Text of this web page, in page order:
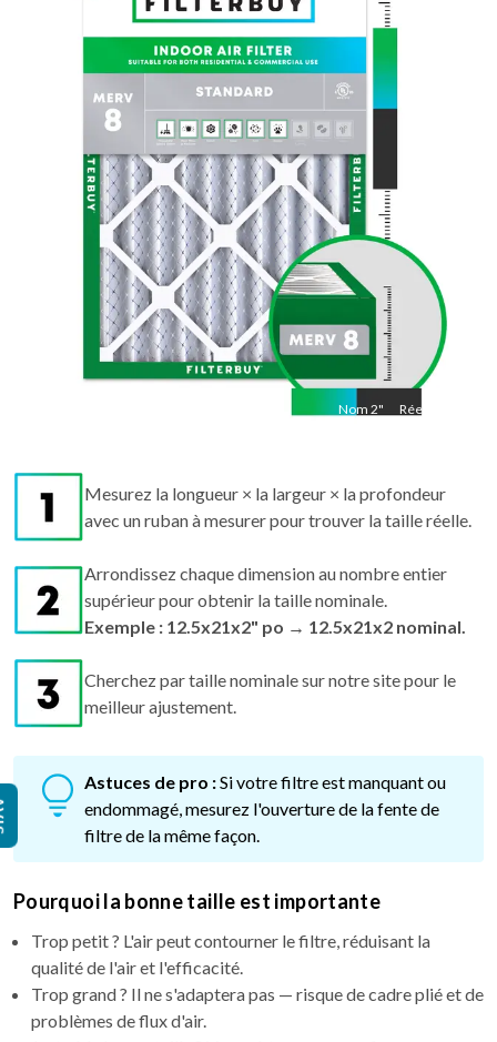
Nom 2" Réel
Mesurez la longueur × la largeur × la profondeur
avec un ruban à mesurer pour trouver la taille réelle.
Arrondissez chaque dimension au nombre entier
supérieur pour obtenir la taille nominale.
Exemple : 12.5x21x2" po → 12.5x21x2 nominal.
Cherchez par taille nominale sur notre site pour le
meilleur ajustement.
Astuces de pro :Si votre filtre est manquant ou
endommagé, mesurez l'ouverture de la fente de
filtre de la même façon.
Pourquoi la bonne taille est importante
Trop petit ? L'air peut contourner le filtre, réduisant la
qualité de l'air et l'efficacité.
Trop grand ? Il ne s'adaptera pas — risque de cadre plié et de
problèmes de flux d'air.